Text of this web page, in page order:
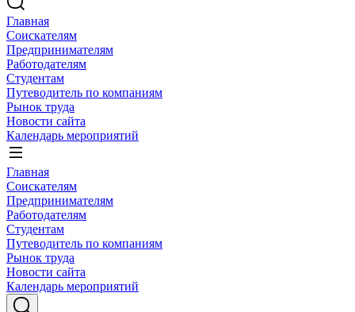
Главная
Соискателям
Предпринимателям
Работодателям
Студентам
Путеводитель по компаниям
Рынок труда
Новости сайта
Календарь мероприятий
Главная
Соискателям
Предпринимателям
Работодателям
Студентам
Путеводитель по компаниям
Рынок труда
Новости сайта
Календарь мероприятий